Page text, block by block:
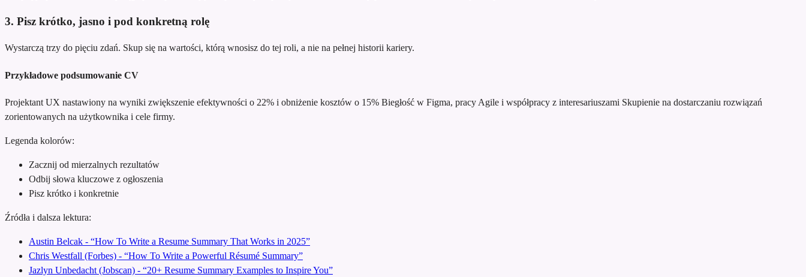
3. Pisz krótko, jasno i pod konkretną rolę
Wystarczą trzy do pięciu zdań. Skup się na wartości, którą wnosisz do tej roli, a nie na pełnej historii kariery.
Przykładowe podsumowanie CV
Projektant UX nastawiony na wyniki zwiększenie efektywności o 22% i obniżenie kosztów o 15% Biegłość w Figma, pracy Agile i współpracy z interesariuszami Skupienie na dostarczaniu rozwiązań
zorientowanych na użytkownika i cele firmy.
Legenda kolorów:
Zacznij od mierzalnych rezultatów
Odbij słowa kluczowe z ogłoszenia
Pisz krótko i konkretnie
Źródła i dalsza lektura:
Austin Belcak - “How To Write a Resume Summary That Works in 2025”
Chris Westfall (Forbes) - “How To Write a Powerful Résumé Summary”
Jazlyn Unbedacht (Jobscan) - “20+ Resume Summary Examples to Inspire You”